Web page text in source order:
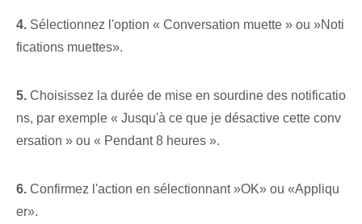
4. Sélectionnez l'option « Conversation muette » ou ⁢»Noti
fications muettes».
5. Choisissez la durée de mise en sourdine des notificatio
ns, par exemple « Jusqu'à ce que je désactive cette conv
ersation » ou « Pendant 8 heures ».
6. Confirmez l'action en sélectionnant ‌»OK» ou «Appliqu
er».⁤